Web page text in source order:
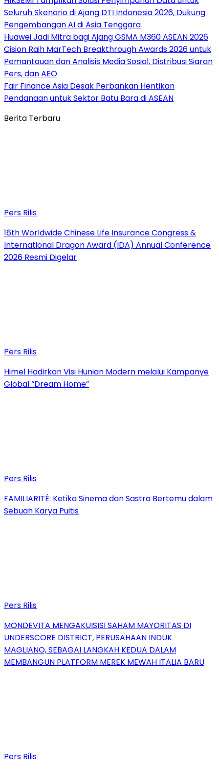
Seluruh Skenario di Ajang DTI Indonesia 2026, Dukung
Pengembangan AI di Asia Tenggara
Huawei Jadi Mitra bagi Ajang GSMA M360 ASEAN 2026
Cision Raih MarTech Breakthrough Awards 2026 untuk
Pemantauan dan Analisis Media Sosial, Distribusi Siaran
Pers, dan AEO
Fair Finance Asia Desak Perbankan Hentikan
Pendanaan untuk Sektor Batu Bara di ASEAN
Berita Terbaru
Pers Rilis
16th Worldwide Chinese Life Insurance Congress &
International Dragon Award (IDA) Annual Conference
2026 Resmi Digelar
Pers Rilis
Himel Hadirkan Visi Hunian Modern melalui Kampanye
Global “Dream Home”
Pers Rilis
FAMILIARITÉ: Ketika Sinema dan Sastra Bertemu dalam
Sebuah Karya Puitis
Pers Rilis
MONDEVITA MENGAKUISISI SAHAM MAYORITAS DI
UNDERSCORE DISTRICT, PERUSAHAAN INDUK
MAGLIANO, SEBAGAI LANGKAH KEDUA DALAM
MEMBANGUN PLATFORM MEREK MEWAH ITALIA BARU
Pers Rilis